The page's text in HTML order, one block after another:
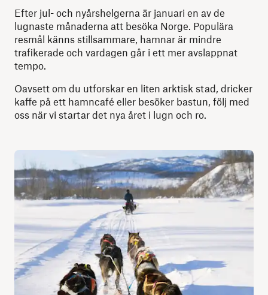
Efter jul- och nyårshelgerna är januari en av de
lugnaste månaderna att besöka Norge. Populära
resmål känns stillsammare, hamnar är mindre
trafikerade och vardagen går i ett mer avslappnat
tempo.
Oavsett om du utforskar en liten arktisk stad, dricker
kaffe på ett hamncafé eller besöker bastun, följ med
oss när vi startar det nya året i lugn och ro.